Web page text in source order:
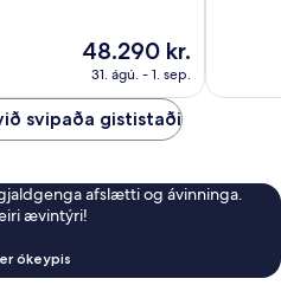
Verðið
er
48.290 kr.
48.290 kr.
31. ágú. - 1. sep.
svipaða gististaði
afslætti og ávinninga.
ævintýri!
ókeypis